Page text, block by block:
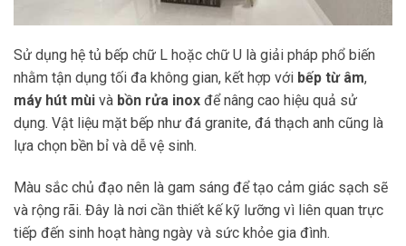
Sử dụng hệ tủ bếp chữ L hoặc chữ U là giải pháp phổ biến
nhằm tận dụng tối đa không gian, kết hợp với bếp từ âm,
máy hút mùi và bồn rửa inox để nâng cao hiệu quả sử
dụng. Vật liệu mặt bếp như đá granite, đá thạch anh cũng là
lựa chọn bền bỉ và dễ vệ sinh.
Màu sắc chủ đạo nên là gam sáng để tạo cảm giác sạch sẽ
và rộng rãi. Đây là nơi cần thiết kế kỹ lưỡng vì liên quan trực
tiếp đến sinh hoạt hàng ngày và sức khỏe gia đình.